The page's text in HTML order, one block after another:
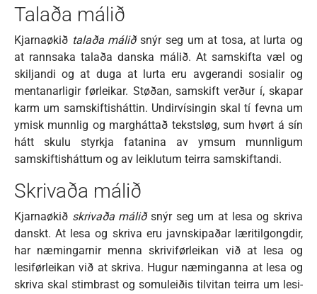
Talaða málið
Kjarnaøkið talaða máliðsnýr seg um at tosa, at lurta og
at rannsaka talaða danska málið. At samskifta væl og
skiljandi og at duga at lurta eru avgerandi sosialir og
mentanarligir førleikar. Støðan, samskift verður í, skapar
karm um samskiftisháttin. Undirvísingin skal tí fevna um
ymisk munnlig og margháttað tekstsløg, sum hvørt á sín
hátt skulu styrkja fatanina av ymsum munnligum
samskiftisháttum og av leiklutum teirra samskiftandi.
Skrivaða málið
Kjarnaøkið skrivaða máliðsnýr seg um at lesa og skriva
danskt. At lesa og skriva eru javnskipaðar læritilgongdir,
har næmingarnir menna skriviførleikan við at lesa og
lesiførleikan við at skriva. Hugur næminganna at lesa og
skriva skal stimbrast og somuleiðis tilvitan teirra um lesi-